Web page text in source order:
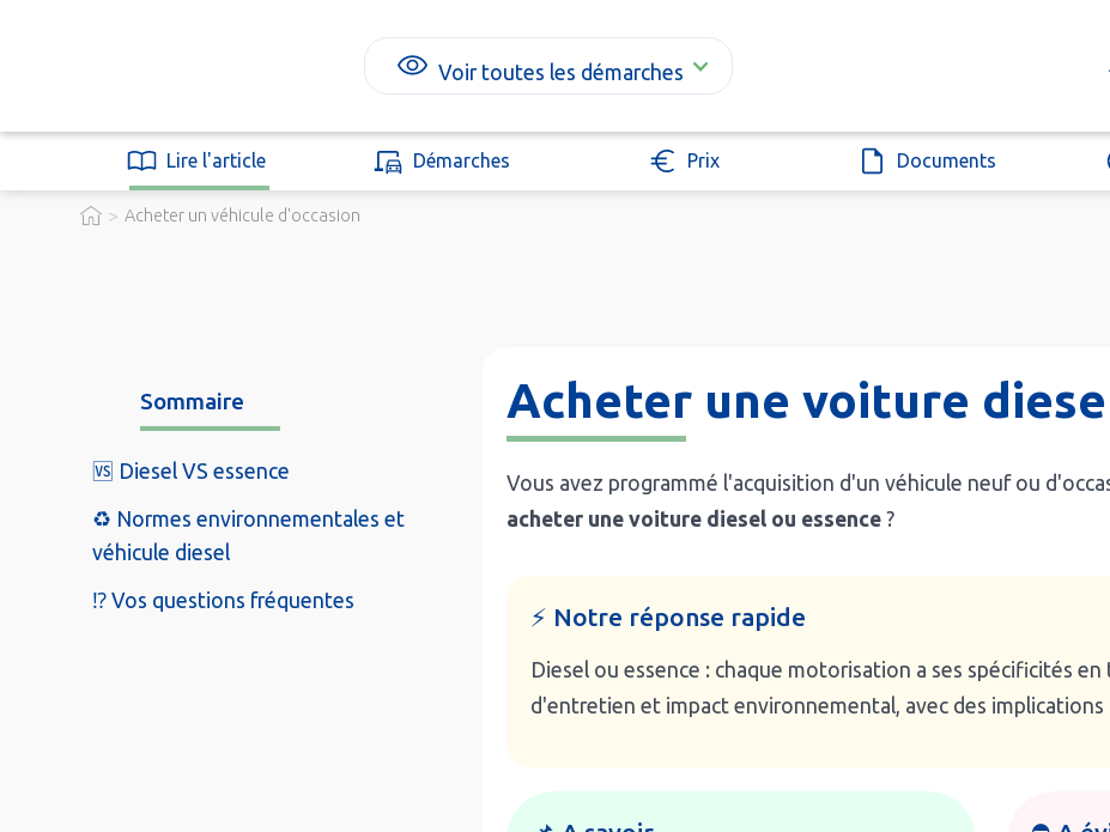
Voir toutes les démarches
Lire l'article Démarches Prix Documents
> Acheter un véhicule d'occasion
Sommaire
🆚 Diesel VS essence
♻️ Normes environnementales et
véhicule diesel
⁉️ Vos questions fréquentes
Acheter une voiture
Vous avez programmé l'acquisition d'un véhicule neuf ou
acheter une voiture diesel ou essence ?
⚡ Notre réponse rapide
Diesel ou essence : chaque motorisation a ses spécificités
d'entretien et impact environnemental, avec des